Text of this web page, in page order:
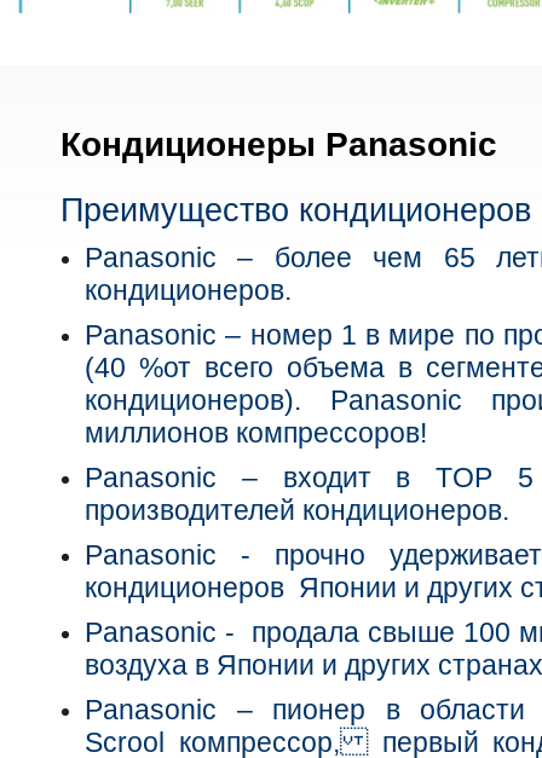
Кондиционеры Panasonic
Преимущество кондиционеров
Panasonic – более чем 65
кондиционеров.
Panasonic – номер 1 в мире по
(40 %от всего объема в
кондиционеров). Panasonic
миллионов компрессоров!
Panasonic – входит в TOP
производителей кондиционеров.
Panasonic - прочно
кондиционеров Японии и других
Panasonic - продала свыше 100
воздуха в Японии и других
Panasonic – пионер в области
Scrool компрессор, первый